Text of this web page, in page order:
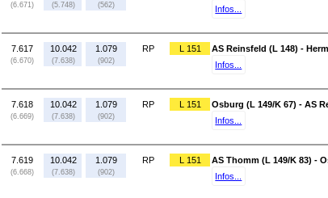
(6.671) (5.748) (562)
Infos...
7.617
(6.670)
10.042
(7.638)
1.079
(902)
RP L 151
AS Reinsfeld (L 148) -
Infos...
7.618
(6.669)
10.042
(7.638)
1.079
(902)
RP L 151
Osburg (L 149/K 67) - AS
Infos...
7.619
(6.668)
10.042
(7.638)
1.079
(902)
RP L 151
AS Thomm (L 149/K 83) -
Infos...